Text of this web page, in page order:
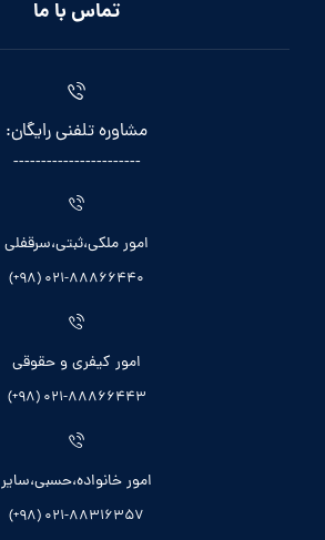
تماس با ما
مشاوره تلفنی رایگان:
-----------------------
امور ملکی،ثبتی،سرقفلی
021-88866440 (98+)
امور کیفری و حقوقی
021-88866443 (98+)
امور خانواده،حسبی،سایر
021-88316357 (98+)